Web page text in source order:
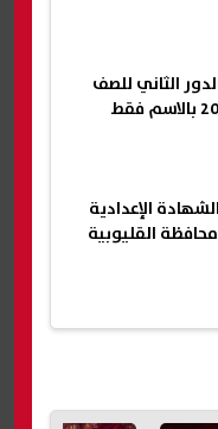
الثاني للصف
الإعدادية
محافظة القليوبية